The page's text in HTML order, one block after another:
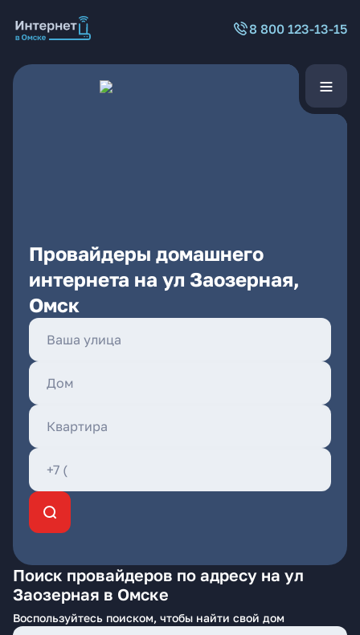
8 800 123-13-15
Провайдеры домашнего
интернета на ул Заозерная,
Омск
Поиск провайдеров по адресу на ул
Заозерная в Омске
Воспользуйтесь поиском, чтобы найти свой дом